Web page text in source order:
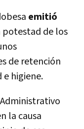
emitió
potestad de los
de retención
e higiene.
la causa